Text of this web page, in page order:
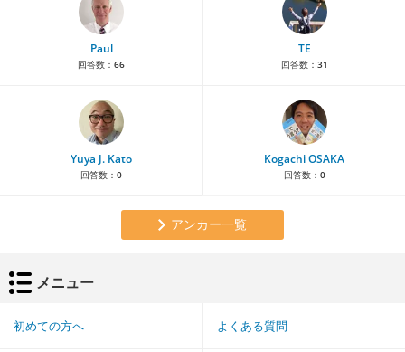
Paul
回答数： 66
TE
回答数： 31
Yuya J. Kato
回答数： 0
Kogachi OSAKA
回答数： 0
アンカー一覧
メニュー
初めての方へ よくある質問